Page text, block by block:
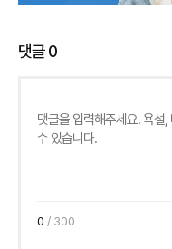
댓글0
0 / 300